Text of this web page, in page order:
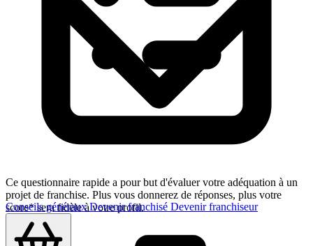
Conseils générauxDevenir franchisé Devenir franchiseur
Ce questionnaire rapide a pour but d'évaluer votre adéquation à un
projet de franchise. Plus vous donnerez de réponses, plus votre
score* sera fidèle à votre profil.